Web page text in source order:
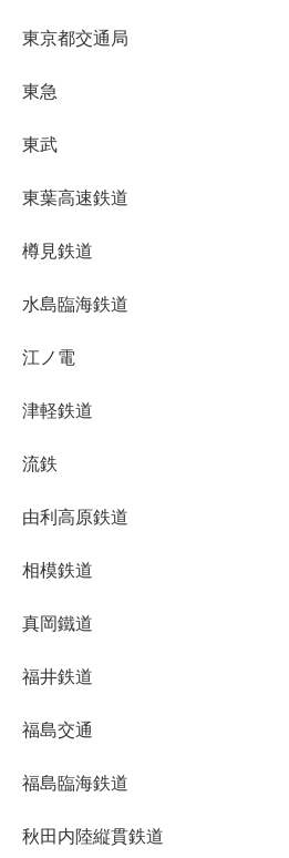
東京都交通局
東急
東武
東葉高速鉄道
樽見鉄道
水島臨海鉄道
江ノ電
津軽鉄道
流鉄
由利高原鉄道
相模鉄道
真岡鐵道
福井鉄道
福島交通
福島臨海鉄道
秋田内陸縦貫鉄道